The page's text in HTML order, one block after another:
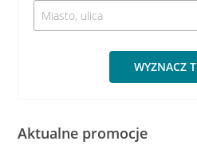
WYZNACZ
Aktualne promocje